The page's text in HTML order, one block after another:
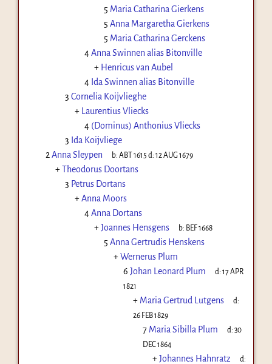
5 Maria Catharina Gierkens
5 Anna Margaretha Gierkens
5 Maria Catharina Gerckens
4Anna Swinnen alias Bitonville
+ Henricus van Aubel
4 Ida Swinnen alias Bitonville
3 Cornelia Koijvlieghe
+ Laurentius Vliecks
4 (Dominus) Anthonius Vliecks
3 Ida Koijvliege
2 Anna Sleypen b:ABT 1615 d:12 AUG 1679
+Theodorus Doortans
3 Petrus Dortans
+Anna Moors
4Anna Dortans
+Joannes Hensgens b: BEF 1668
5 Anna Gertrudis Henskens
+Wernerus Plum
6 Johan Leonard Plum d:17 APR
1821
+ Maria Gertrud Lutgens
d:
26 FEB 1829
7 Maria Sibilla Plum d:30
DEC 1864
+Johannes Hahnratz
d: